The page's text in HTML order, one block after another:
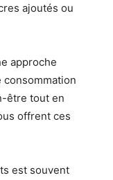
ajoutés ou
approche
être tout en
offrent ces
est souvent